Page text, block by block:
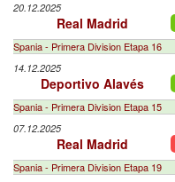
20.12.2025
Real Madrid
Spania - Primera Division Etapa 16
14.12.2025
Deportivo Alavés
Spania - Primera Division Etapa 15
07.12.2025
Real Madrid
Spania - Primera Division Etapa 19